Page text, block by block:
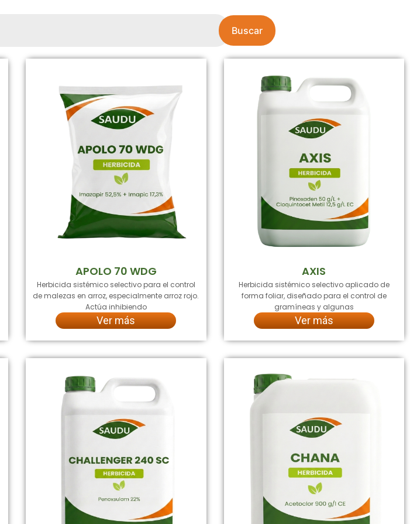
Buscar
APOLO 70 WDG
Herbicida sistémico selectivo para el control
de malezas en arroz, especialmente arroz rojo.
Actúa inhibiendo
Ver más
AXIS
Herbicida sistémico selectivo aplicado de
forma foliar, diseñado para el control de
gramíneas y algunas
Ver más
PagePagePage